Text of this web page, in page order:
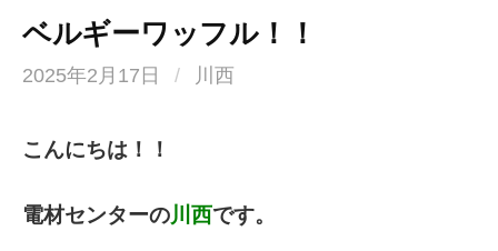
ベルギーワッフル！！
2025年2月17日 / 川西
こんにちは！！
電材センターの川西です。